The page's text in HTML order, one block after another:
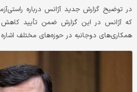
در توضیح گزارش جدید آژانس درباره
که آژانس در این گزارش ضمن تأیید کاهش
همکاری‌های دوجانبه در حوزه‌های مختلف